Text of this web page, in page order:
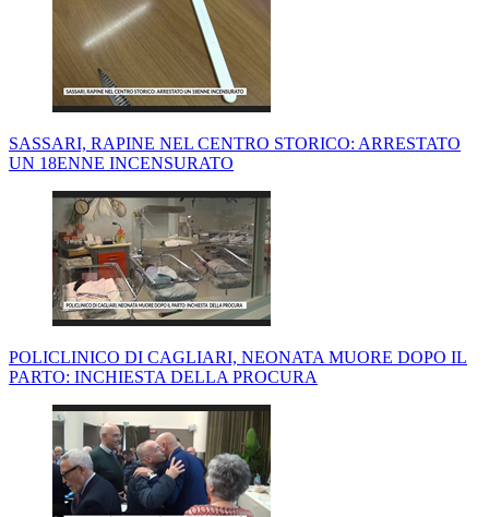
SASSARI, RAPINE NEL CENTRO STORICO: ARRESTATO
UN 18ENNE INCENSURATO
POLICLINICO DI CAGLIARI, NEONATA MUORE DOPO IL
PARTO: INCHIESTA DELLA PROCURA